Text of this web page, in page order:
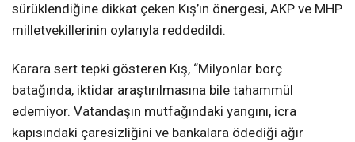
sürüklendiğine dikkat çeken Kış’ın önergesi, AKP ve MHP
milletvekillerinin oylarıyla reddedildi.
Karara sert tepki gösteren Kış, “Milyonlar borç
batağında, iktidar araştırılmasına bile tahammül
edemiyor. Vatandaşın mutfağındaki yangını, icra
kapısındaki çaresizliğini ve bankalara ödediği ağır